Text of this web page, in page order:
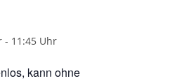
- 11:45 Uhr
kann ohne